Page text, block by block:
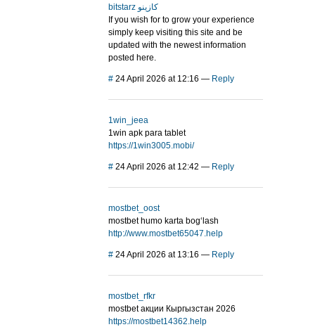
bitstarz كازينو
If you wish for to grow your experience
simply keep visiting this site and be
updated with the newest information
posted here.
# 24 April 2026 at 12:16 — Reply
1win_jeea
1win apk para tablet
https://1win3005.mobi/
# 24 April 2026 at 12:42 — Reply
mostbet_oost
mostbet humo karta bog‘lash
http://www.mostbet65047.help
# 24 April 2026 at 13:16 — Reply
mostbet_rfkr
mostbet акции Кыргызстан 2026
https://mostbet14362.help